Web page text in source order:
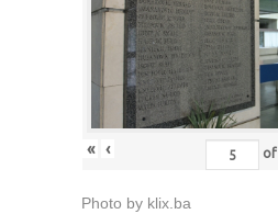
« ‹ of
Photo by klix.ba